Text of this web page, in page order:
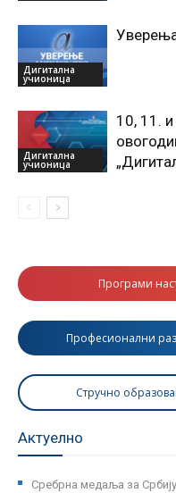
Дигитална
учионица
Дигитална
учионица
10, 11.
Програми
Професионални
Стручно
Актуелно
Сребрна медаља за